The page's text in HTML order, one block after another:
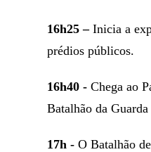
16h25 –Inicia a
prédios públicos.
16h40 - Chega ao
Batalhão da
17h - O Batalhão